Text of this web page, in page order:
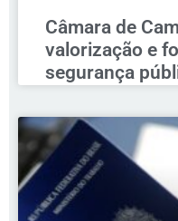
Câmara de
valorização e
segurança